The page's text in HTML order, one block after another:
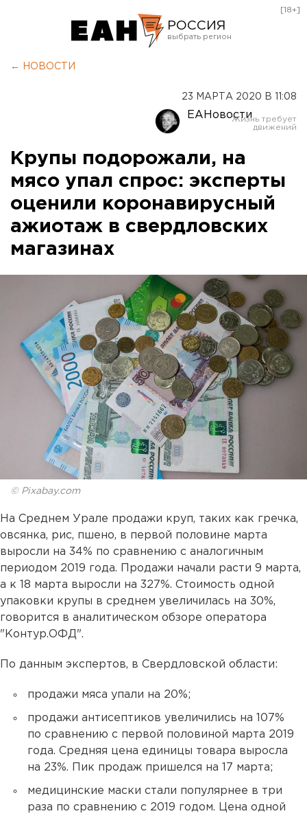
РОССИЯ
Оренбург
[18+]
← НОВОСТИ
23 МАРТА 2020 В 11:08
ЕАНовости
Крупы подорожали, на
мясо упал спрос: эксперты
оценили коронавирусный
ажиотаж в свердловских
магазинах
© Pixabay.com
На Среднем Урале продажи круп, таких как гречка,
овсянка, рис, пшено, в первой половине марта
выросли на 34% по сравнению с аналогичным
периодом 2019 года. Продажи начали расти 9 марта,
а к 18 марта выросли на 327%. Стоимость одной
упаковки крупы в среднем увеличилась на 30%,
говорится в аналитическом обзоре оператора
"Контур.ОФД".
По данным экспертов, в Свердловской области:
продажи мяса упали на 20%;
продажи антисептиков увеличились на 107%
по сравнению с первой половиной марта 2019
года. Средняя цена единицы товара выросла
на 23%. Пик продаж пришелся на 17 марта;
медицинские маски стали популярнее в три
раза по сравнению с 2019 годом. Цена одной